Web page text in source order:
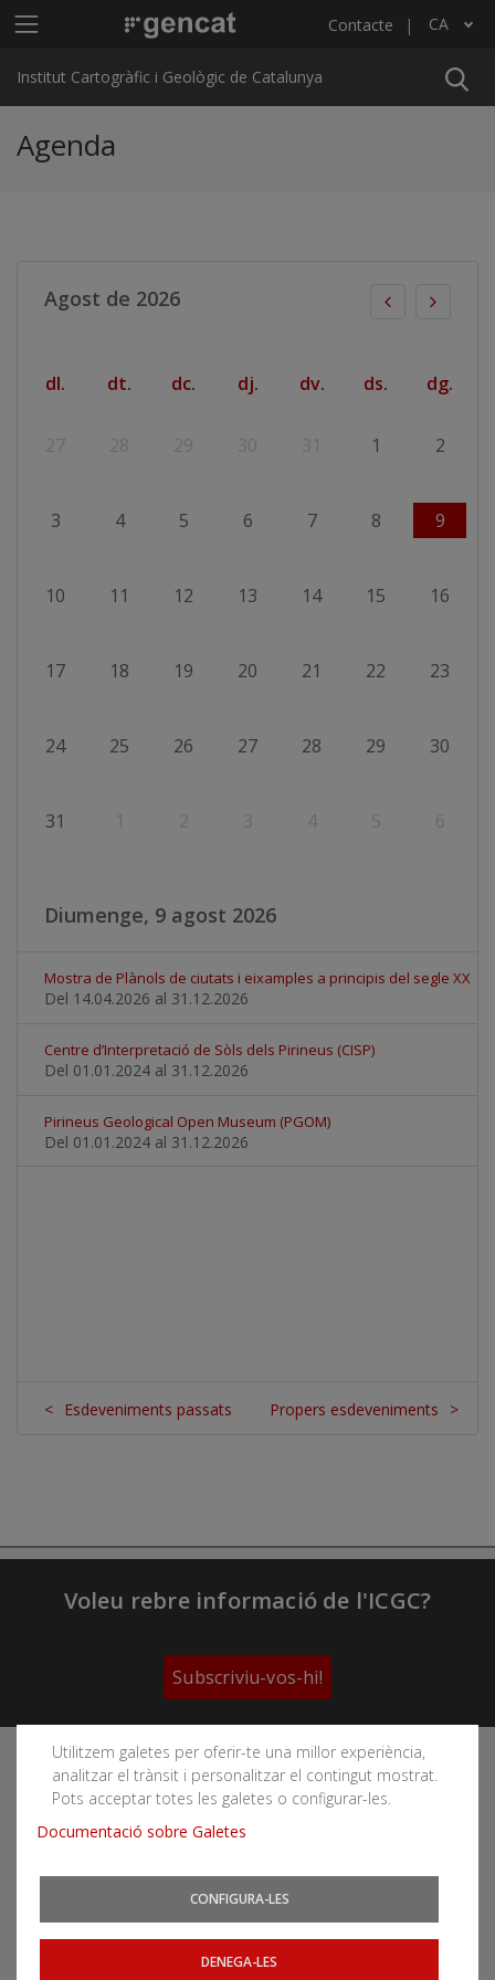
Menú principal ICGC Contacte CA
Llista les accions addicionals
Institut Cartogràfic i Geològic de Catalunya
Agenda
Agost de 2026
dl. dt. dc. dj. dv. ds. dg.
27 28 29 30 31 1 2
3 4 5 6 7 8 9
10 11 12 13 14 15 16
17 18 19 20 21 22 23
24 25 26 27 28 29 30
31 1 2 3 4 5 6
Diumenge, 9 agost 2026
Mostra de Plànols de ciutats i eixamples a principis del segle XX
Del 14.04.2026 al 31.12.2026
Centre d’Interpretació de Sòls dels Pirineus (CISP)
Del 01.01.2024 al 31.12.2026
Pirineus Geological Open Museum (PGOM)
Del 01.01.2024 al 31.12.2026
< Esdeveniments passats Propers esdeveniments >
Utilitzem galetes per oferir-te una millor experiència,
analitzar el trànsit i personalitzar el contingut mostrat.
Pots acceptar totes les galetes o configurar-les.
Documentació sobre Galetes
CONFIGURA-LES
DENEGA-LES
Voleu rebre informació de l'ICGC?
Subscriviu-vos-hi!
Segueix les xarxes socials de l'Institut Cartogràfic i
Geològic de Catalunya
Podeu subscriure-us als fils RSS